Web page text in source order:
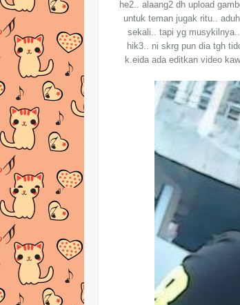
he2.. alaang2 dh upload
untuk teman jugak ritu..
sekali.. tapi yg
hik3.. ni skrg pun dia tgh
k.eida ada editkan video